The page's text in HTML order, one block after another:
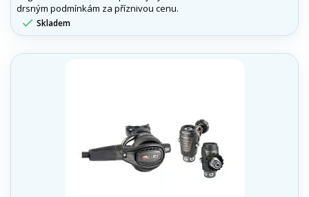
drsným podmínkám za příznivou cenu.
 Skladem